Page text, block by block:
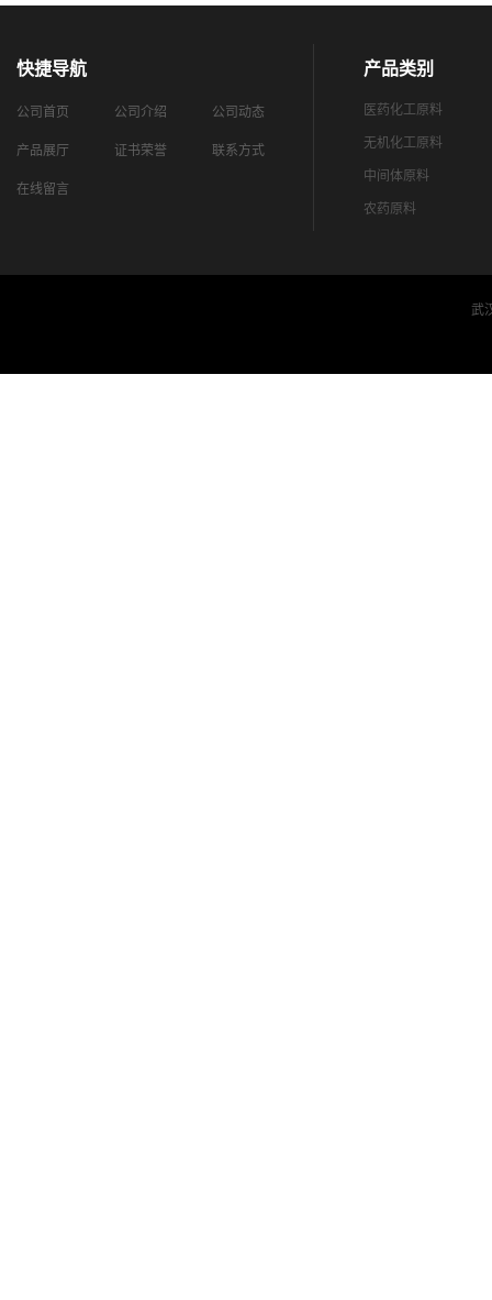
快捷导航
公司首页 公司介绍 公司动态
产品展厅 证书荣誉 联系方式
在线留言
产品类别
医药化工原料
无机化工原料
中间体原料
农药原料
武